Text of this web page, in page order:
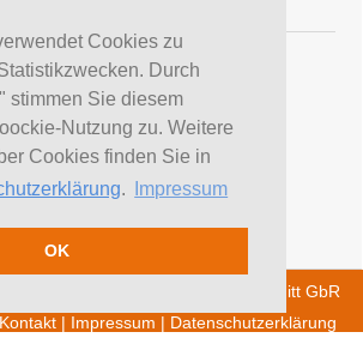
Cookies zu
Durch
stimmen Sie diesem
Nutzung zu. Weitere
Cookies finden Sie in
. Impressum
OK
Service
LinkedIn
YouTube Moderatoren
YouTube Referenten
H&S News
Moderatoren suchen
Trainer suchen
- Tobias Hoffmann Rita Schmitt GbR
Kontakt | Impressum | Datenschutzerklärung